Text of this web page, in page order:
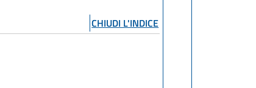
CHIUDI L'INDICE